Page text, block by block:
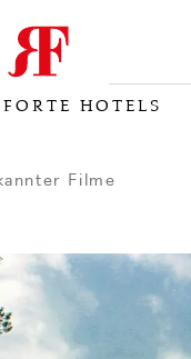
ROCCO FORTE HOTELS
Filme